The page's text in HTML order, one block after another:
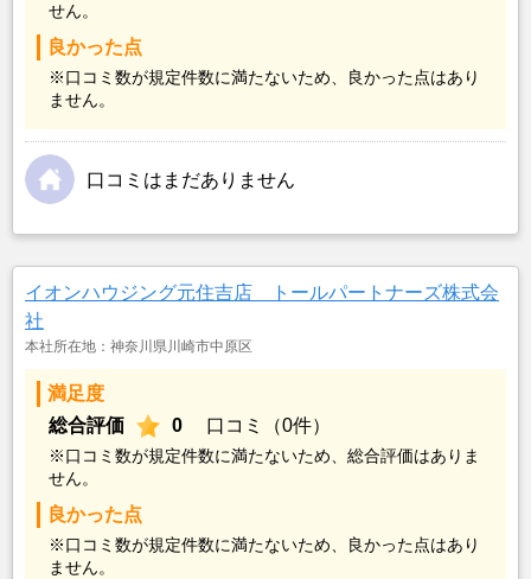
せん。
良かった点
※口コミ数が規定件数に満たないため、良かった点はあり
ません。
口コミはまだありません
イオンハウジング元住吉店 トールパートナーズ株式会
社
本社所在地：神奈川県川崎市中原区
満足度
総合評価
0 口コミ（0件）
※口コミ数が規定件数に満たないため、総合評価はありま
せん。
良かった点
※口コミ数が規定件数に満たないため、良かった点はあり
ません。